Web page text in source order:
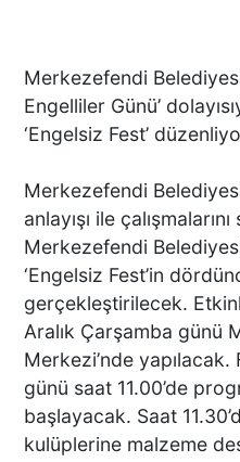
Merkezefendi
Engelliler Günü’
‘Engelsiz Fest’
Merkezefendi
anlayışı ile
Merkezefendi
‘Engelsiz Fest’in
gerçekleştirilecek.
Aralık Çarşamba günü
Merkezi’nde yapılacak.
günü saat 11.00’de
başlayacak. Saat
kulüplerine malzeme